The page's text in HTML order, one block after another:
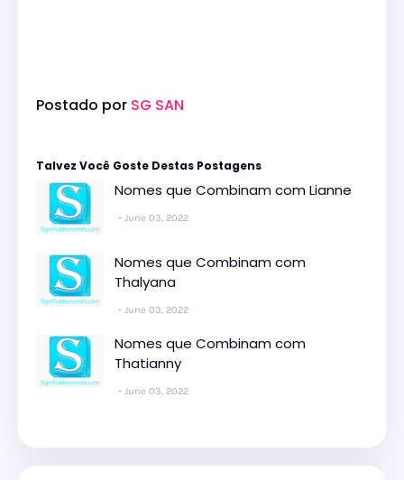
Postado por SG SAN
Talvez Você Goste Destas Postagens
Nomes que Combinam com Lianne
June 03, 2022
Nomes que Combinam com
Thalyana
June 03, 2022
Nomes que Combinam com
Thatianny
June 03, 2022